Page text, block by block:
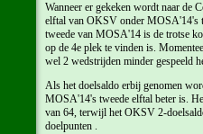
Wanneer er gekeken wordt naar de
elftal van OKSV onder MOSA'14's
tweede van MOSA'14 is de trotse
op de 4e plek te vinden is.
wel 2 wedstrijden minder gespeeld
Als het doelsaldo erbij genomen
MOSA'14's tweede elftal beter is.
van 64, terwijl het OKSV 2-
doelpunten .